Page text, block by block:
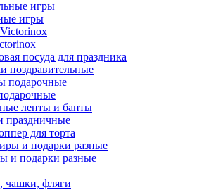
игры
посуда для праздника
поздравительные
ленты и банты
праздничные
для торта
и подарки разные
чашки, фляги